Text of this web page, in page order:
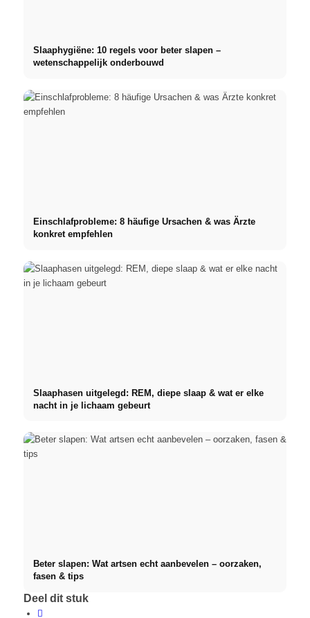
Slaaphygiëne: 10 regels voor beter slapen –
wetenschappelijk onderbouwd
Einschlafprobleme: 8 häufige Ursachen & was Ärzte
konkret empfehlen
Slaaphasen uitgelegd: REM, diepe slaap & wat er elke
nacht in je lichaam gebeurt
Beter slapen: Wat artsen echt aanbevelen – oorzaken,
fasen & tips
Deel dit stuk